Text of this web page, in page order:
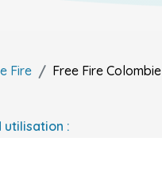
Fire Free Fire Colombie
utilisation :